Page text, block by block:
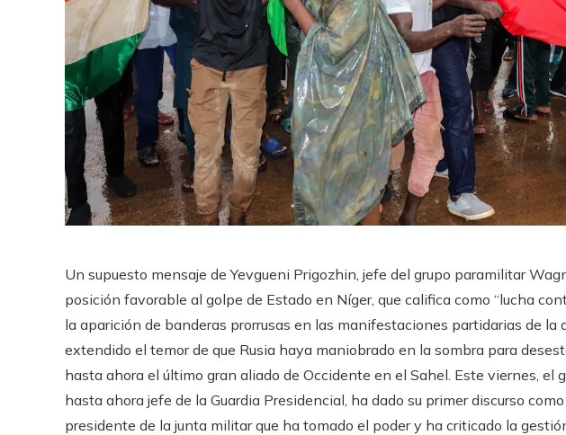
Un supuesto mensaje de Yevgueni Prigozhin, jefe del grupo paramilitar
posición favorable al golpe de Estado en Níger, que califica como “lucha
la aparición de banderas prorrusas en las manifestaciones partidarias de la
extendido el temor de que Rusia haya maniobrado en la sombra para
hasta ahora el último gran aliado de Occidente en el Sahel. Este viernes, el
hasta ahora jefe de la Guardia Presidencial, ha dado su primer discurso
presidente de la junta militar que ha tomado el poder y ha criticado la